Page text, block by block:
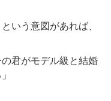
いう意図があれば、
君がモデル級と結婚